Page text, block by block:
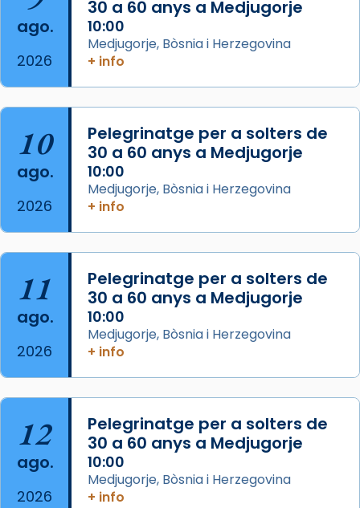
2 weeks ago
Aquest dilluns, 27 de juliol, ha tingut lloc la
missa d’acció de gràcies en agraïment al
comitè organitzador de la visita apostòlica
del Sant Pare Lleó XIV a Barcelona, i als
col·laboradors, a la Catedral de Barcelona.
L’arquebisbe de Barcelona, el cardenal Joan
Josep Omella, ha presidit la missa i l’ha
concelebrat el bisbe auxiliar de Barcelona,
Mons. David Abadías.
📸 Dr. G. Simón
Foto
View on Facebook · Share
Arquebisbat de Barcelona
2 weeks ago
Acompanyant la història de sant Cugat, a
partir de l’Edat Mitjana sorgeix la tradició
que les santes Juliana (“relatiu a Júlia”) i
Semproniana (“relatiu a Semprònia =
eterna”) són deixebles seves. I l’any 1667, el
ago.
2026
30 a 60 anys a Medjugorje
10:00
Medjugorje, Bòsnia i Herzegovina
+ info
10
ago.
2026
Pelegrinatge per a solters de
30 a 60 anys a Medjugorje
10:00
Medjugorje, Bòsnia i Herzegovina
+ info
11
ago.
2026
Pelegrinatge per a solters de
30 a 60 anys a Medjugorje
10:00
Medjugorje, Bòsnia i Herzegovina
+ info
12
ago.
2026
Pelegrinatge per a solters de
30 a 60 anys a Medjugorje
10:00
Medjugorje, Bòsnia i Herzegovina
+ info